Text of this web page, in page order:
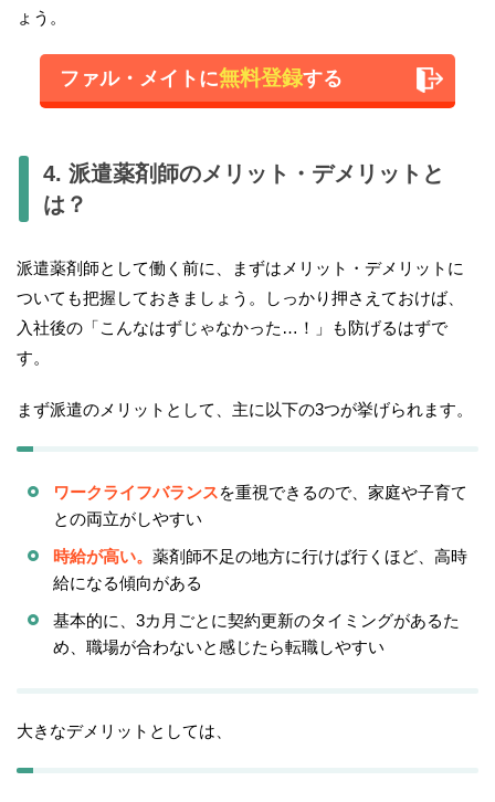
ょう。
ファル・メイトに無料登録する
4. 派遣薬剤師のメリット・デメリットと
は？
派遣薬剤師として働く前に、まずはメリット・デメリットに
ついても把握しておきましょう。しっかり押さえておけば、
入社後の「こんなはずじゃなかった…！」も防げるはずで
す。
まず派遣のメリットとして、主に以下の3つが挙げられます。
ワークライフバランスを重視できるので、家庭や子育て
との両立がしやすい
時給が高い。 薬剤師不足の地方に行けば行くほど、高時
給になる傾向がある
基本的に、3カ月ごとに契約更新のタイミングがあるた
め、職場が合わないと感じたら転職しやすい
大きなデメリットとしては、